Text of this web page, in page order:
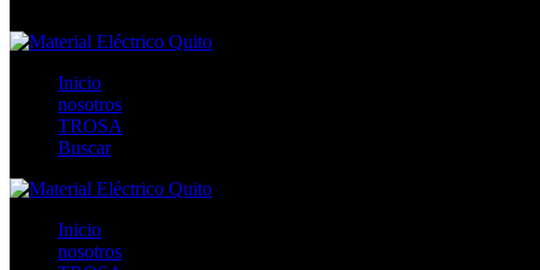
Inicio
nosotros
TROSA
Buscar
Inicio
nosotros